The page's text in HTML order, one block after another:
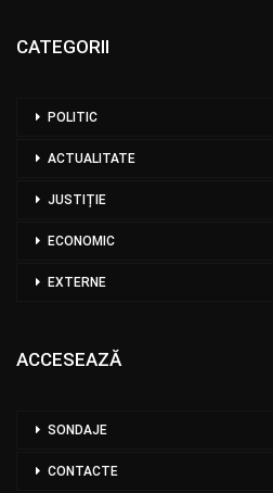
CATEGORII
POLITIC
ACTUALITATE
JUSTIȚIE
ECONOMIC
EXTERNE
ACCESEAZĂ
SONDAJE
CONTACTE